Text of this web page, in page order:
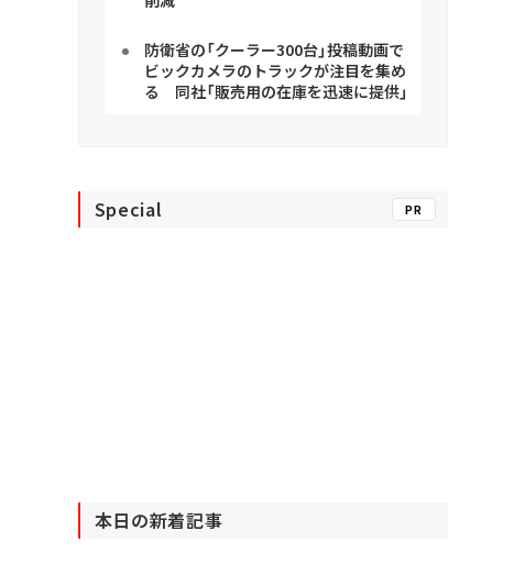
防衛省の「クーラー300台」投稿動画で
ビックカメラのトラックが注目を集め
る 同社「販売用の在庫を迅速に提供」
Special PR
本日の新着記事